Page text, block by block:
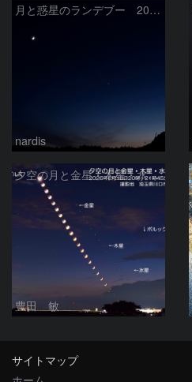
月と惑星のランデブー 2026/06/19
nardis
夕空の月と金星・木星・水星の接近 2026/6/18
豊田 敏
サイトマップ